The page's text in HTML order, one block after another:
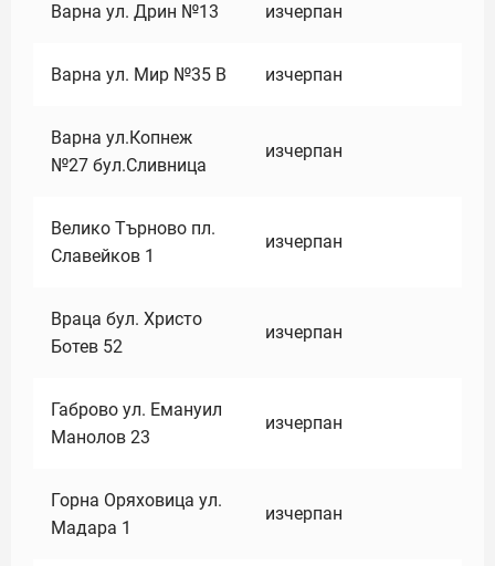
Варна ул. Дрин №13 изчерпан
Варна ул. Мир №35 В изчерпан
Варна ул.Копнеж
№27 бул.Сливница
изчерпан
Велико Търново пл.
Славейков 1
изчерпан
Враца бул. Христо
Ботев 52
изчерпан
Габрово ул. Емануил
Манолов 23
изчерпан
Горна Оряховица ул.
Мадара 1
изчерпан